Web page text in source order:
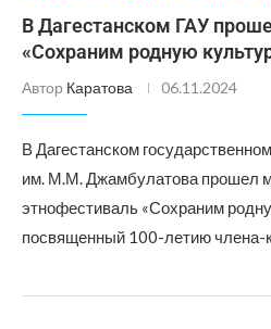
В Дагестанском ГАУ
«Сохраним родную
Автор Каратова 06.11.2024
В Дагестанском
им. М.М. Джамбулатова прошел
этнофестиваль «Сохраним
посвященный 100-летию члена-